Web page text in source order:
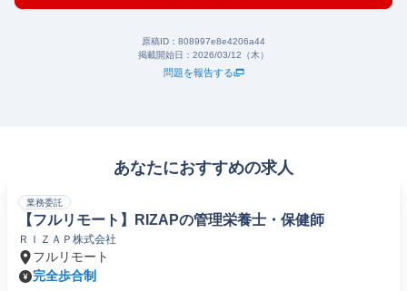
原稿ID： 808997e8e4206a44
掲載開始日： 2026/03/12（木）
問題を報告する
あなたにおすすめの求人
業務委託
【フルリモート】RIZAPの管理栄養士・保健師
ＲＩＺＡＰ株式会社
フルリモート
完全歩合制